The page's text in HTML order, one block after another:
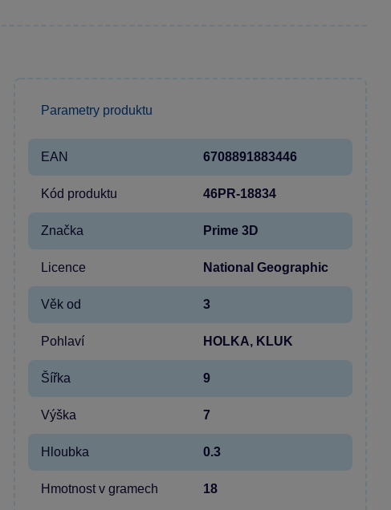
Parametry produktu
EAN 6708891883446
Kód produktu 46PR-18834
Značka Prime 3D
Licence National Geographic
Věk od 3
Pohlaví HOLKA, KLUK
Šířka 9
Výška 7
Hloubka 0.3
Hmotnost v gramech 18